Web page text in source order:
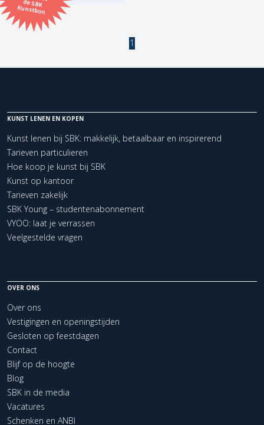
Kunstbon
Kunstenaar
Kerncollectie
2 items. Pagina: 1
1
KUNST LENEN EN KOPEN
Kunst lenen bij SBK: makkelijk, betaalbaar en inspirerend
Tarieven particulieren
Hoe koop je kunst bij SBK
Kunst op kantoor
Tarieven zakelijk
SBK Young – studentenabonnement
VYOO: laat je verrassen
Veelgestelde vragen
OVER ONS
Over ons
Vestigingen en openingstijden
Gesloten op feestdagen
Contact
Blijf op de hoogte
Blog
SBK in de media
Vacatures
Schenken en ANBI